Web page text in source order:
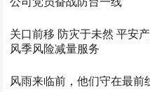
关口前移 防灾于未然 平安
风季风险减量服务
风雨来临前，他们守在最前